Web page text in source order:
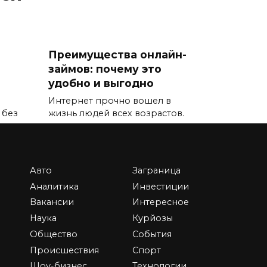
Преимущества онлайн-
займов: почему это
удобно и выгодно
Интернет прочно вошел в
жизнь людей всех возрастов.
Лучшие бизнес идеи
2024-2025
С каждым годом рынок
Авто
Аналитика
Вакансии
Наука
Общество
Происшествия
Заграница
Инвестиции
Интересное
Курйозы
События
Спорт